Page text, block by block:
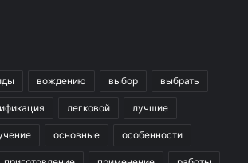
вождению выбор выбрать
легковой лучшие
основные особенности